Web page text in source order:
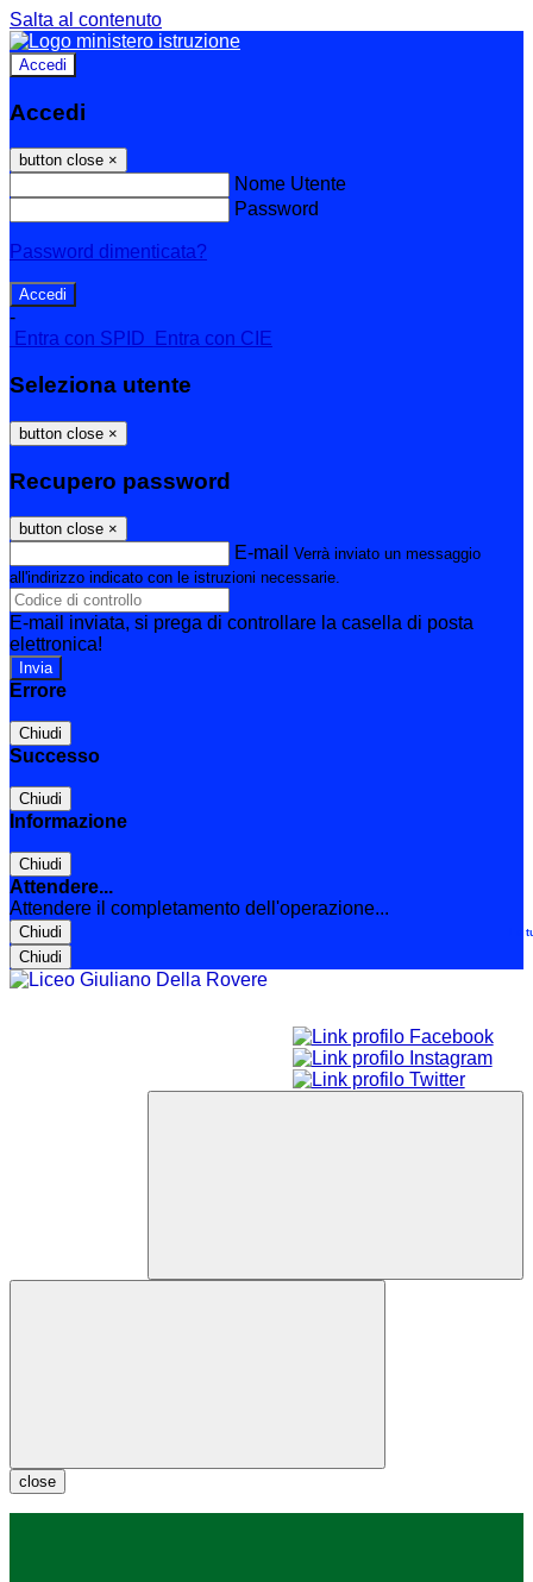
Salta al contenuto
Accedi
Accedi
button close ×
Nome Utente
Password
Password dimenticata?
-
Entra con SPID
Entra con CIE
Seleziona utente
button close ×
Recupero password
button close ×
E-mail Verrà inviato un messaggio
all'indirizzo indicato con le istruzioni necessarie.
E-mail inviata, si prega di controllare la casella di posta
elettronica!
Errore
Chiudi
Successo
Chiudi
Informazione
Chiudi
Attendere...
Attendere il completamento dell'operazione...
Chiudi
Chiudi
Le
close